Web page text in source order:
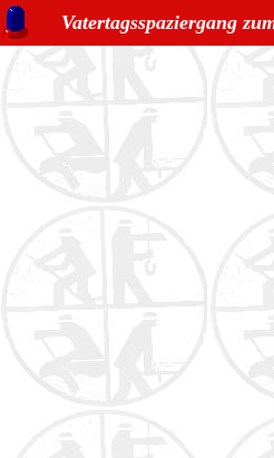
Vatertagsspaziergang